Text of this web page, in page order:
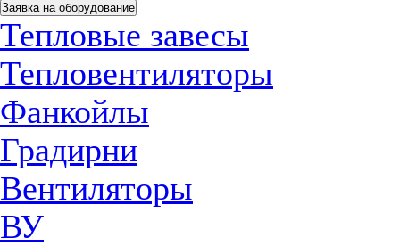
Заявка на оборудование
Тепловые завесы
Тепловентиляторы
Фанкойлы
Градирни
Вентиляторы
ВУ